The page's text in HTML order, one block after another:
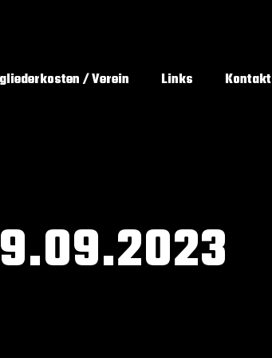
/ Verein Links Kontakt